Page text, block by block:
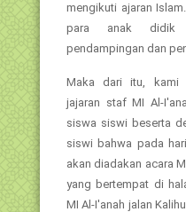
mengikuti ajaran
para anak didik
pendampingan dan
Maka dari itu, kami
jajaran staf MI Al-
siswa siswi beserta
siswi bahwa pada
akan diadakan acara
yang bertempat di
MI Al-I'anah jalan